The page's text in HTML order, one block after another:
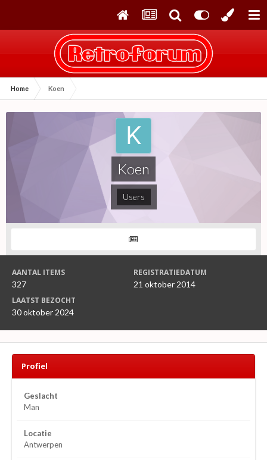
Home Koen
Koen
Users
AANTAL ITEMS
327
REGISTRATIEDATUM
21 oktober 2014
LAATST BEZOCHT
30 oktober 2024
Profiel
Geslacht
Man
Locatie
Antwerpen